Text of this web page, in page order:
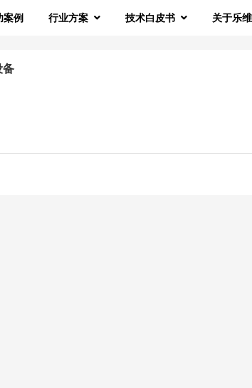
案例 行业方案 技术白皮书 关于乐维
备